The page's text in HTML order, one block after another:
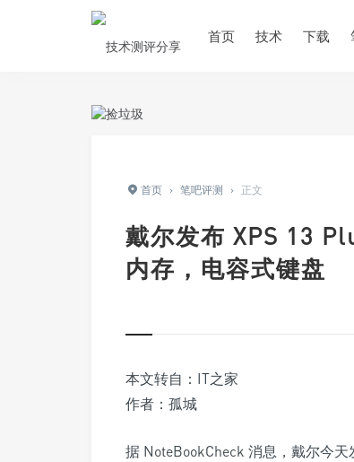
首页 技术 下载
首页 › 笔吧评测 › 正文
戴尔发布 XPS 13
内存，电容式键盘
本文转自：IT之家
作者：孤城
据 NoteBookCheck 消息，戴尔今